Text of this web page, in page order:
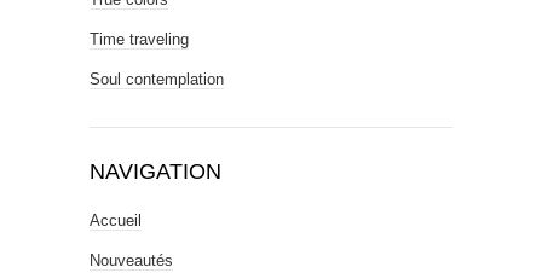
Time traveling
Soul contemplation
NAVIGATION
Accueil
Nouveautés